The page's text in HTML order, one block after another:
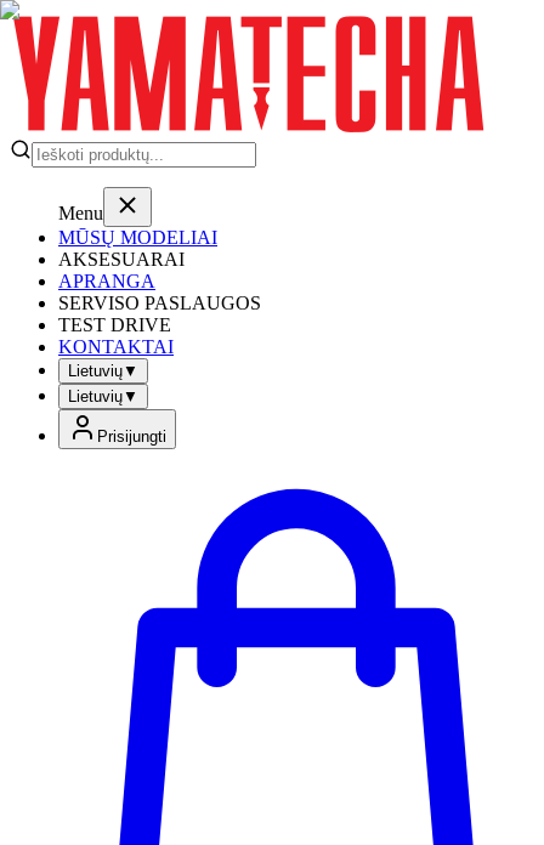
Menu
MŪSŲ MODELIAI
AKSESUARAI
APRANGA
SERVISO PASLAUGOS
TEST DRIVE
KONTAKTAI
Lietuvių▼
Lietuvių▼
Prisijungti